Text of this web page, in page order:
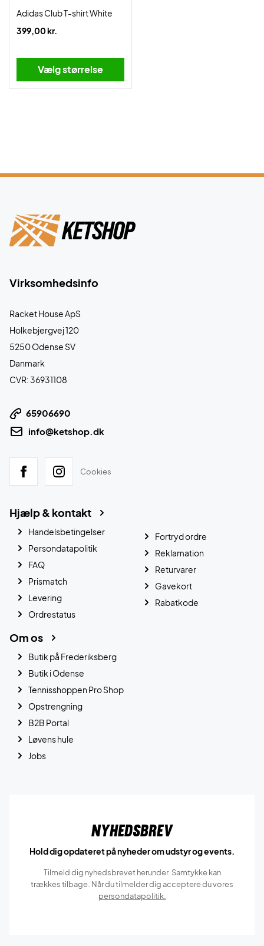
Adidas Club T-shirt White
399,00 kr.
Vælg størrelse
Virksomhedsinfo
Racket House ApS
Holkebjergvej 120
5250 Odense SV
Danmark
CVR: 36931108
65906690
info@ketshop.dk
Cookies
Hjælp & kontakt
Handelsbetingelser
Persondatapolitik
FAQ
Prismatch
Levering
Ordrestatus
Fortryd ordre
Reklamation
Returvarer
Gavekort
Rabatkode
Om os
Butik på Frederiksberg
Butik i Odense
Tennisshoppen Pro Shop
Opstrengning
B2B Portal
Løvens hule
Jobs
Nyhedsbrev
Hold dig opdateret på nyheder om udstyr og events.
Tilmeld dig nyhedsbrevet herunder. Samtykke kan
trækkes tilbage. Når du tilmelder dig acceptere du vores
persondatapolitik.